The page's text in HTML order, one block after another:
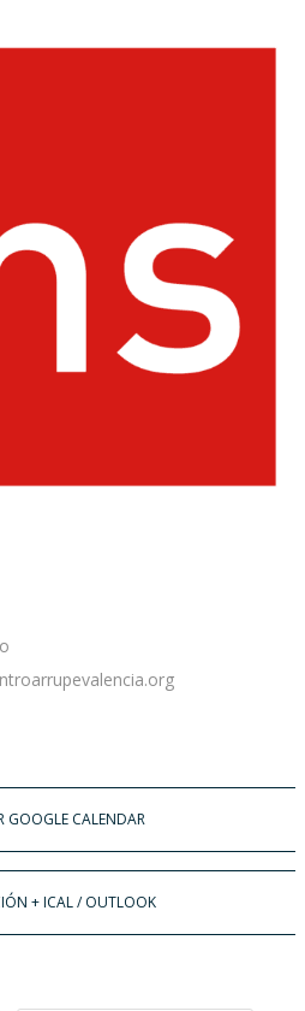
GOOGLE CALENDAR
+ ICAL / OUTLOOK